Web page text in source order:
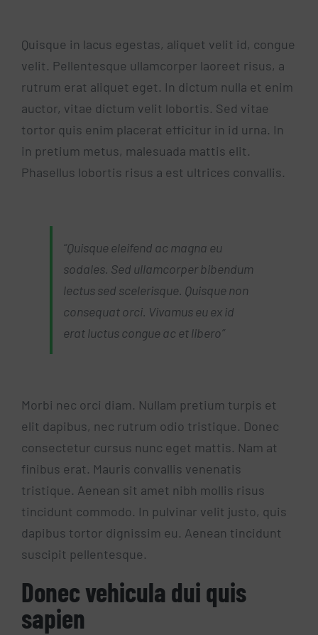
Quisque in lacus egestas, aliquet velit id, congue
velit. Pellentesque ullamcorper laoreet risus, a
rutrum erat aliquet eget. In dictum nulla et enim
auctor, vitae dictum velit lobortis. Sed vitae
tortor quis enim placerat efficitur in id urna. In
in pretium metus, malesuada mattis elit.
Phasellus lobortis risus a est ultrices convallis.
“Quisque eleifend ac magna eu
sodales. Sed ullamcorper bibendum
lectus sed scelerisque. Quisque non
consequat orci. Vivamus eu ex id
erat luctus congue ac et libero”
Morbi nec orci diam. Nullam pretium turpis et
elit dapibus, nec rutrum odio tristique. Donec
consectetur cursus nunc eget mattis. Nam at
finibus erat. Mauris convallis venenatis
tristique. Aenean sit amet nibh mollis risus
tincidunt commodo. In pulvinar velit justo, quis
dapibus tortor dignissim eu. Aenean tincidunt
suscipit pellentesque.
Donec vehicula dui quis
sapien